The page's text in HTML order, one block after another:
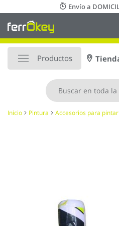
al
contenido
Envío a
Productos
Inicio Pintura Accesorios para pintar